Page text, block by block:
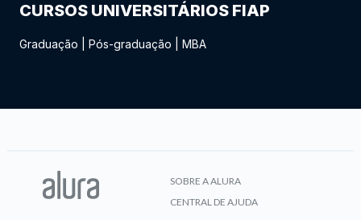
CURSOS UNIVERSITÁRIOS FIAP
Graduação Pós-graduação MBA
SOBRE A ALURA
CENTRAL DE AJUDA